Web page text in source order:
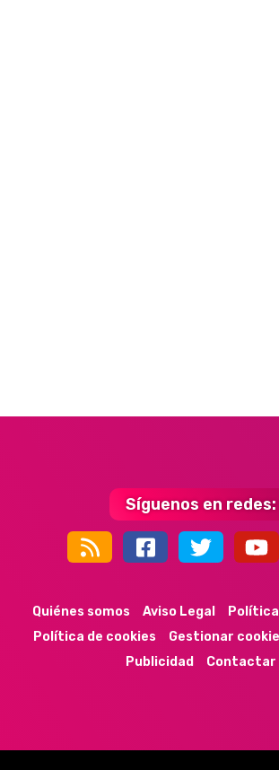
Síguenos en redes:
Quiénes somos Aviso Legal
Política de cookies
Gestionar
Publicidad
Contactar